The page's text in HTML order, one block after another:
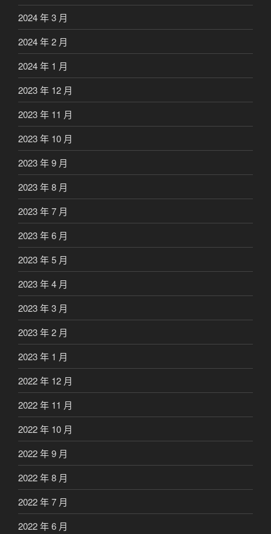
2024 年 3 月
2024 年 2 月
2024 年 1 月
2023 年 12 月
2023 年 11 月
2023 年 10 月
2023 年 9 月
2023 年 8 月
2023 年 7 月
2023 年 6 月
2023 年 5 月
2023 年 4 月
2023 年 3 月
2023 年 2 月
2023 年 1 月
2022 年 12 月
2022 年 11 月
2022 年 10 月
2022 年 9 月
2022 年 8 月
2022 年 7 月
2022 年 6 月